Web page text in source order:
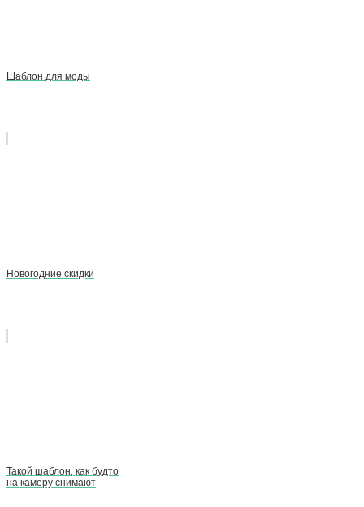
Шаблон для моды
Новогодние скидки
Такой шаблон, как будто
на камеру снимают